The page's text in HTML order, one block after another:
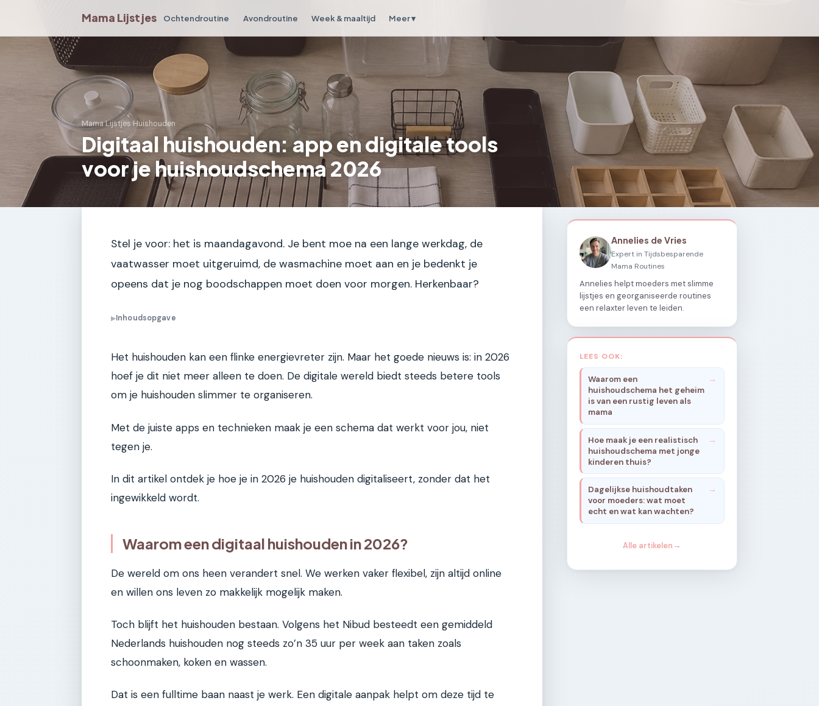
Mama Lijstjes Ochtendroutine Avondroutine Week & maaltijd Meer ▾
Mama Lijstjes›Huishouden
Digitaal huishouden: app en digitale tools
voor je huishoudschema 2026
Stel je voor: het is maandagavond. Je bent moe na een lange werkdag, de
vaatwasser moet uitgeruimd, de wasmachine moet aan en je bedenkt je
opeens dat je nog boodschappen moet doen voor morgen. Herkenbaar?
▶Inhoudsopgave
Het huishouden kan een flinke energievreter zijn. Maar het goede nieuws is: in 2026
hoef je dit niet meer alleen te doen. De digitale wereld biedt steeds betere tools
om je huishouden slimmer te organiseren.
Met de juiste apps en technieken maak je een schema dat werkt voor jou, niet
tegen je.
In dit artikel ontdek je hoe je in 2026 je huishouden digitaliseert, zonder dat het
ingewikkeld wordt.
Waarom een digitaal huishouden in 2026?
De wereld om ons heen verandert snel. We werken vaker flexibel, zijn altijd online
en willen ons leven zo makkelijk mogelijk maken.
Toch blijft het huishouden bestaan. Volgens het Nibud besteedt een gemiddeld
Nederlands huishouden nog steeds zo’n 35 uur per week aan taken zoals
schoonmaken, koken en wassen.
Dat is een fulltime baan naast je werk. Een digitale aanpak helpt om deze tijd te
Annelies de Vries
Expert in Tijdsbesparende
Mama Routines
Annelies helpt moeders met slimme
lijstjes en georganiseerde routines
een relaxter leven te leiden.
LEES OOK:
Waarom een
huishoudschema het geheim
is van een rustig leven als
mama
Hoe maak je een realistisch
huishoudschema met jonge
kinderen thuis?
Dagelijkse huishoudtaken
voor moeders: wat moet
echt en wat kan wachten?
Alle artikelen